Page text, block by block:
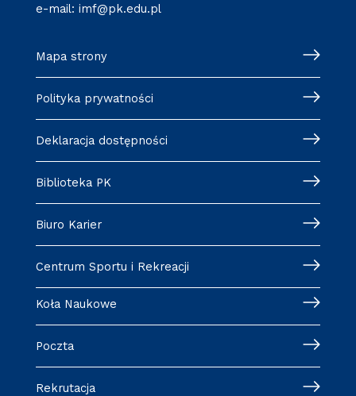
e-mail: imf@pk.edu.pl
Mapa strony
Polityka prywatności
Deklaracja dostępności
Biblioteka PK
Biuro Karier
Centrum Sportu i Rekreacji
Koła Naukowe
Poczta
Rekrutacja